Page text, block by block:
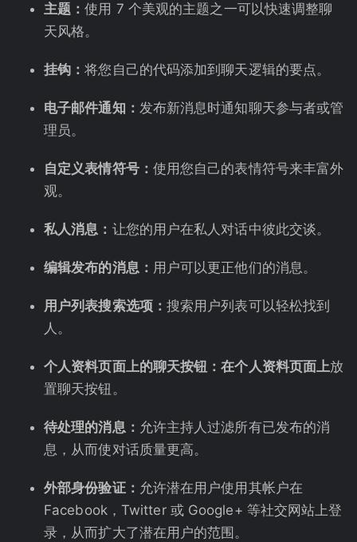
主题：使用 7 个美观的主题之一可以快速调整聊
天风格。
挂钩：将您自己的代码添加到聊天逻辑的要点。
电子邮件通知： 发布新消息时通知聊天参与者或管
理员。
自定义表情符号： 使用您自己的表情符号来丰富外
观。
私人消息： 让您的用户在私人对话中彼此交谈。
编辑发布的消息： 用户可以更正他们的消息。
用户列表搜索选项： 搜索用户列表可以轻松找到
人。
个人资料页面上的聊天按钮：在个人资料页面上放
置聊天按钮。
待处理的消息： 允许主持人过滤所有已发布的消
息，从而使对话质量更高。
外部身份验证： 允许潜在用户使用其帐户在
Facebook，Twitter 或 Google+ 等社交网站上登
录，从而扩大了潜在用户的范围。